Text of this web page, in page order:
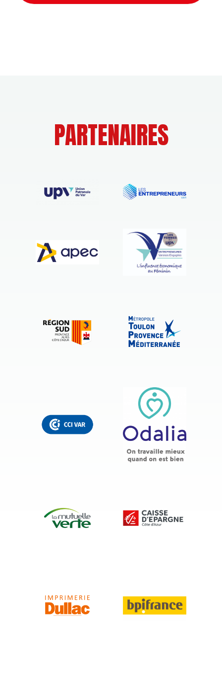
PARTENAIRES